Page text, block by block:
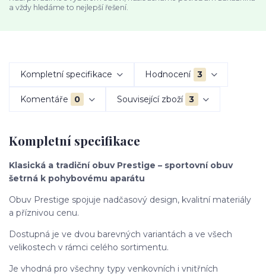
a vždy hledáme to nejlepší řešení.
Kompletní specifikace Hodnocení 3
Komentáře 0 Související zboží 3
Kompletní specifikace
Klasická a tradiční obuv Prestige – sportovní obuv
šetrná k pohybovému aparátu
Obuv Prestige spojuje nadčasový design, kvalitní materiály
a příznivou cenu.
Dostupná je ve dvou barevných variantách a ve všech
velikostech v rámci celého sortimentu.
Je vhodná pro všechny typy venkovních i vnitřních